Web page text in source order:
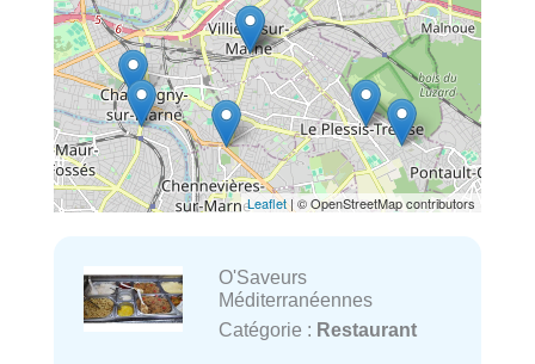
Leaflet| © OpenStreetMap contributors
O'Saveurs
Méditerranéennes
Catégorie : Restaurant